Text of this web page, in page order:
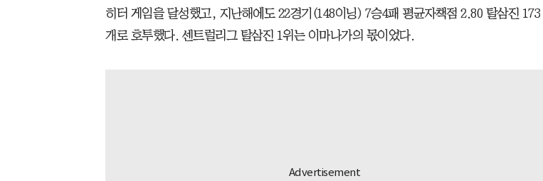
히터 게임을 달성했고, 지난해에도 22경기(148이닝) 7승4패 평균자책점 2.80 탈삼진 173
개로 호투했다. 센트럴리그 탈삼진 1위는 이마나가의 몫이었다.